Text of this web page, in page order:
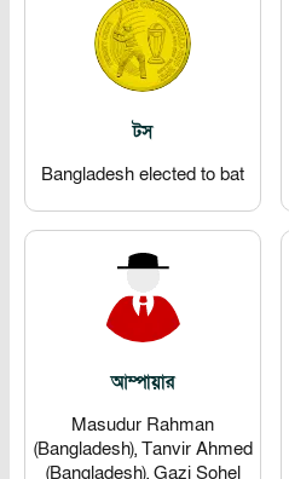
টস
Bangladesh elected to bat
আম্পায়ার
Masudur Rahman
(Bangladesh), Tanvir Ahmed
(Bangladesh), Gazi Sohel